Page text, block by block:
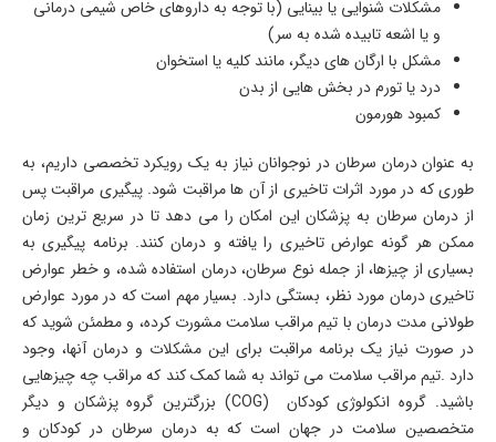
مشکلات شنوایی یا بینایی (با توجه به داروهای خاص شیمی درمانی
و یا اشعه تابیده شده به سر)
مشکل با ارگان های دیگر، مانند کلیه یا استخوان
درد یا تورم در بخش هایی از بدن
کمبود هورمون
به عنوان درمان سرطان در نوجوانان نیاز به یک رویکرد تخصصی داریم، به
طوری که در مورد اثرات تاخیری از آن ها مراقبت شود. پیگیری مراقبت پس
از درمان سرطان به پزشکان این امکان را می دهد تا در سریع ترین زمان
ممکن هر گونه عوارض تاخیری را یافته و درمان کنند. برنامه پیگیری به
بسیاری از چیزها، از جمله نوع سرطان، درمان استفاده شده، و خطر عوارض
تاخیری درمان مورد نظر، بستگی دارد. بسیار مهم است که در مورد عوارض
طولانی مدت درمان با تیم مراقب سلامت مشورت کرده، و مطمئن شوید که
در صورت نیاز یک برنامه مراقبت برای این مشکلات و درمان آنها، وجود
دارد .تیم مراقب سلامت می تواند به شما کمک کند که مراقب چه چیزهایی
باشید. گروه انکولوژی کودکان
(COG) بزرگترین گروه پزشکان و دیگر
متخصصین سلامت در جهان است که به درمان سرطان در کودکان و